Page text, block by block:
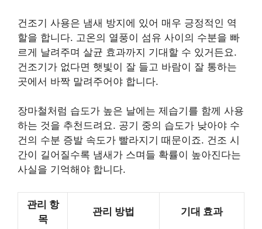
건조기 사용은 냄새 방지에 있어 매우 긍정적인 역
할을 합니다. 고온의 열풍이 섬유 사이의 수분을 빠
르게 날려주며 살균 효과까지 기대할 수 있거든요.
건조기가 없다면 햇빛이 잘 들고 바람이 잘 통하는
곳에서 바짝 말려주어야 합니다.
장마철처럼 습도가 높은 날에는 제습기를 함께 사용
하는 것을 추천드려요. 공기 중의 습도가 낮아야 수
건의 수분 증발 속도가 빨라지기 때문이죠. 건조 시
간이 길어질수록 냄새가 스며들 확률이 높아진다는
사실을 기억해야 합니다.
관리 항
목
관리 방법 기대 효과